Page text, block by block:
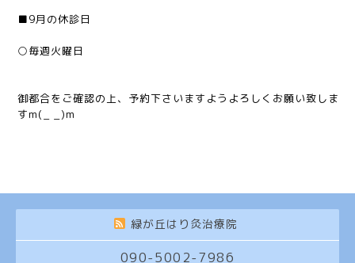
■9月の休診日
○毎週火曜日
御都合をご確認の上、予約下さいますようよろしくお願い致しま
すm(_ _)m
緑が丘はり灸治療院
090-5002-7986